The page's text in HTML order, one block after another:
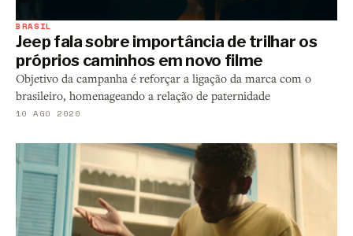
BRASIL
Jeep fala sobre importância de trilhar os
próprios caminhos em novo filme
Objetivo da campanha é reforçar a ligação da marca com o
brasileiro, homenageando a relação de paternidade
10 AGO 2020